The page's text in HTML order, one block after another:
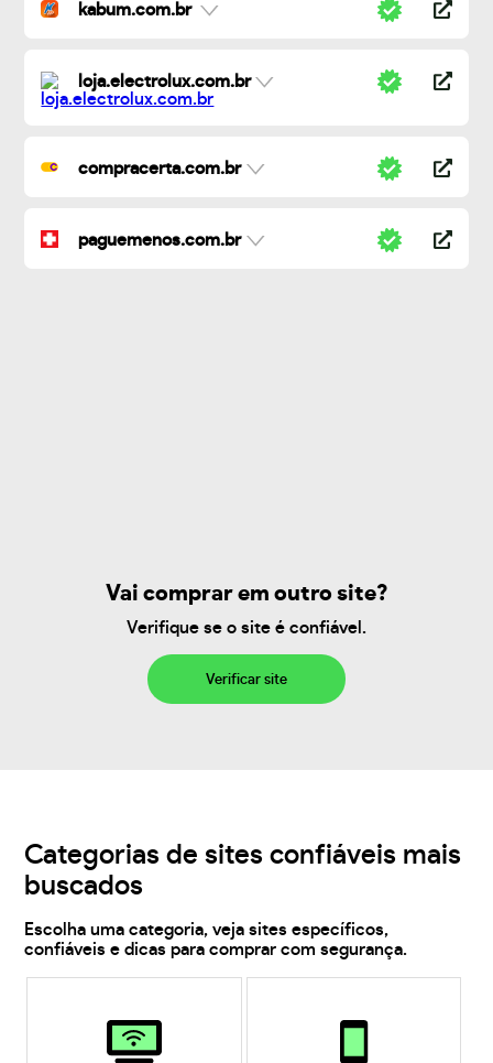
kabum.com.br
loja.electrolux.com.br
compracerta.com.br
paguemenos.com.br
Vai comprar em outro site?
Verifique se o site é confiável.
Verificar site
Categorias de sites confiáveis mais
buscados
Escolha uma categoria, veja sites específicos,
confiáveis e dicas para comprar com segurança.